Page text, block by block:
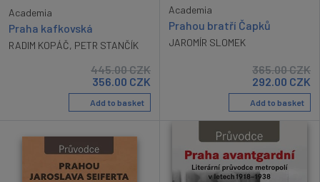
Academia
Praha kafkovská
RADIM KOPÁČ, PETR STANČÍK
445.00CZK
356.00 CZK
Add to basket
Academia
Prahou bratří Čapků
JAROMÍR SLOMEK
365.00CZK
292.00 CZK
Add to basket